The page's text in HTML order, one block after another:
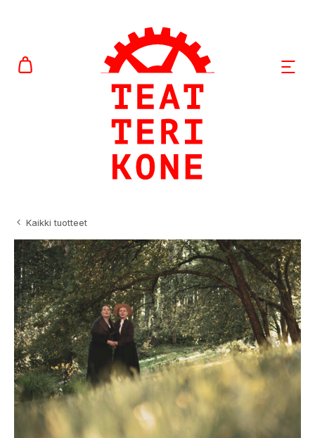
Kaikki tuotteet